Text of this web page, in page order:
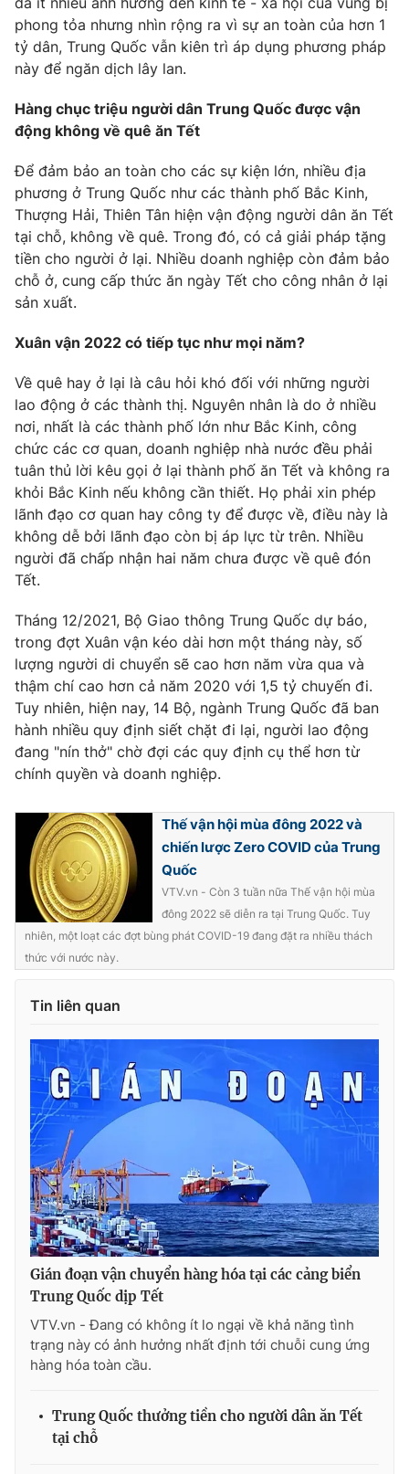
phong tỏa nhưng nhìn rộng ra vì sự an toàn của hơn 1
tỷ dân, Trung Quốc vẫn kiên trì áp dụng phương pháp
này để ngăn dịch lây lan.
Hàng chục triệu người dân Trung Quốc được vận
động không về quê ăn Tết
Để đảm bảo an toàn cho các sự kiện lớn, nhiều địa
phương ở Trung Quốc như các thành phố Bắc Kinh,
Thượng Hải, Thiên Tân hiện vận động người dân ăn Tết
tại chỗ, không về quê. Trong đó, có cả giải pháp tặng
tiền cho người ở lại. Nhiều doanh nghiệp còn đảm bảo
chỗ ở, cung cấp thức ăn ngày Tết cho công nhân ở lại
sản xuất.
Xuân vận 2022 có tiếp tục như mọi năm?
Về quê hay ở lại là câu hỏi khó đối với những người
lao động ở các thành thị. Nguyên nhân là do ở nhiều
nơi, nhất là các thành phố lớn như Bắc Kinh, công
chức các cơ quan, doanh nghiệp nhà nước đều phải
tuân thủ lời kêu gọi ở lại thành phố ăn Tết và không ra
khỏi Bắc Kinh nếu không cần thiết. Họ phải xin phép
lãnh đạo cơ quan hay công ty để được về, điều này là
không dễ bởi lãnh đạo còn bị áp lực từ trên. Nhiều
người đã chấp nhận hai năm chưa được về quê đón
Tết.
Tháng 12/2021, Bộ Giao thông Trung Quốc dự báo,
trong đợt Xuân vận kéo dài hơn một tháng này, số
lượng người di chuyển sẽ cao hơn năm vừa qua và
thậm chí cao hơn cả năm 2020 với 1,5 tỷ chuyến đi.
Tuy nhiên, hiện nay, 14 Bộ, ngành Trung Quốc đã ban
hành nhiều quy định siết chặt đi lại, người lao động
đang "nín thở" chờ đợi các quy định cụ thể hơn từ
chính quyền và doanh nghiệp.
Thế vận hội mùa đông 2022 và
chiến lược Zero COVID của Trung
Quốc
VTV.vn - Còn 3 tuần nữa Thế vận hội mùa
đông 2022 sẽ diễn ra tại Trung Quốc. Tuy
nhiên, một loạt các đợt bùng phát COVID-19 đang đặt ra nhiều thách
thức với nước này.
Tin liên quan
Gián đoạn vận chuyển hàng hóa tại các cảng biển
Trung Quốc dịp Tết
VTV.vn - Đang có không ít lo ngại về khả năng tình
trạng này có ảnh hưởng nhất định tới chuỗi cung ứng
hàng hóa toàn cầu.
Trung Quốc thưởng tiền cho người dân ăn Tết
tại chỗ